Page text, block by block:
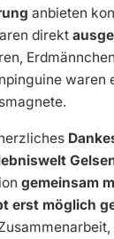
anbieten
direkt
waren
gemeinsam
erst möglich